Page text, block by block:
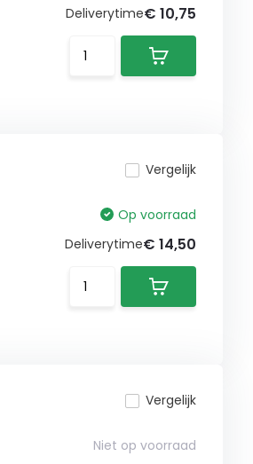
Deliverytime€ 10,75
Vergelijk
Op voorraad
Deliverytime€ 14,50
Vergelijk
Niet op voorraad